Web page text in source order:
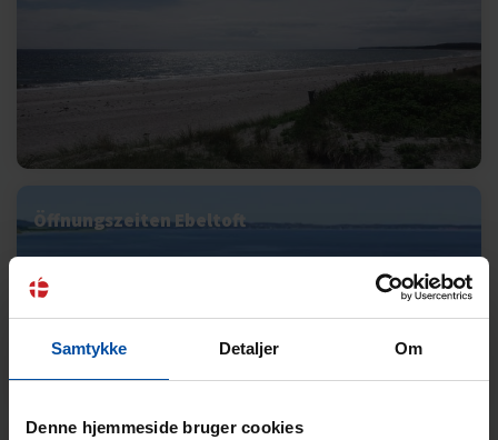
Samtykke Detaljer Om
Denne hjemmeside bruger cookies
Öffnungszeiten Ebeltoft